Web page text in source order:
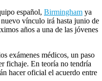
español, Birmingham ya
vínculo irá hasta junio de
años a una de las jóvenes
exámenes médicos, un paso
fichaje. En teoría no tendría
hacer oficial el acuerdo entre